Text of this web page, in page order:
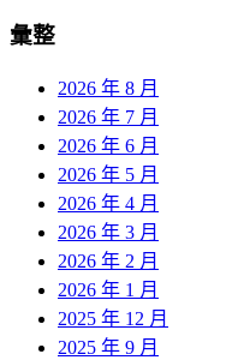
彙整
2026 年 8 月
2026 年 7 月
2026 年 6 月
2026 年 5 月
2026 年 4 月
2026 年 3 月
2026 年 2 月
2026 年 1 月
2025 年 12 月
2025 年 9 月